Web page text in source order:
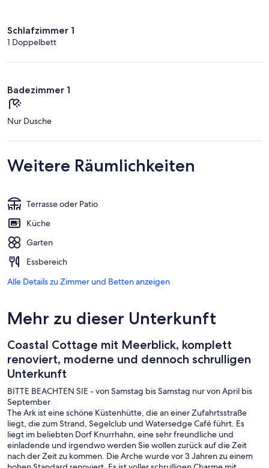
Schlafzimmer 1
1 Doppelbett
Badezimmer 1
Nur Dusche
Weitere Räumlichkeiten
Terrasse oder Patio
Küche
Garten
Essbereich
Alle Details zu Zimmer und Betten anzeigen
Mehr zu dieser Unterkunft
Coastal Cottage mit Meerblick, komplett
renoviert, moderne und dennoch schrulligen
Unterkunft
BITTE BEACHTEN SIE - von Samstag bis Samstag nur von April bis
September
The Ark ist eine schöne Küstenhütte, die an einer Zufahrtsstraße
liegt, die zum Strand, Segelclub und Watersedge Café führt. Es
liegt im beliebten Dorf Knurrhahn, eine sehr freundliche und
einladende und irgendwo werden Sie wollen zurück auf die Zeit
nach der Zeit zu kommen. Die Arche wurde vor 3 Jahren zu einem